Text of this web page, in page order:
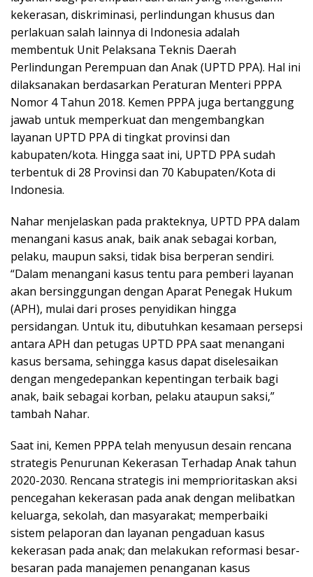
kekerasan, diskriminasi, perlindungan khusus dan
perlakuan salah lainnya di Indonesia adalah
membentuk Unit Pelaksana Teknis Daerah
Perlindungan Perempuan dan Anak (UPTD PPA). Hal ini
dilaksanakan berdasarkan Peraturan Menteri PPPA
Nomor 4 Tahun 2018. Kemen PPPA juga bertanggung
jawab untuk memperkuat dan mengembangkan
layanan UPTD PPA di tingkat provinsi dan
kabupaten/kota. Hingga saat ini, UPTD PPA sudah
terbentuk di 28 Provinsi dan 70 Kabupaten/Kota di
Indonesia.
Nahar menjelaskan pada prakteknya, UPTD PPA dalam
menangani kasus anak, baik anak sebagai korban,
pelaku, maupun saksi, tidak bisa berperan sendiri.
“Dalam menangani kasus tentu para pemberi layanan
akan bersinggungan dengan Aparat Penegak Hukum
(APH), mulai dari proses penyidikan hingga
persidangan. Untuk itu, dibutuhkan kesamaan persepsi
antara APH dan petugas UPTD PPA saat menangani
kasus bersama, sehingga kasus dapat diselesaikan
dengan mengedepankan kepentingan terbaik bagi
anak, baik sebagai korban, pelaku ataupun saksi,”
tambah Nahar.
Saat ini, Kemen PPPA telah menyusun desain rencana
strategis Penurunan Kekerasan Terhadap Anak tahun
2020-2030. Rencana strategis ini memprioritaskan aksi
pencegahan kekerasan pada anak dengan melibatkan
keluarga, sekolah, dan masyarakat; memperbaiki
sistem pelaporan dan layanan pengaduan kasus
kekerasan pada anak; dan melakukan reformasi besar-
besaran pada manajemen penanganan kasus